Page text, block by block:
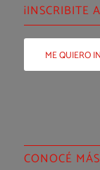
¡INSCRIBITE
ME QUIERO
CONOCÉ